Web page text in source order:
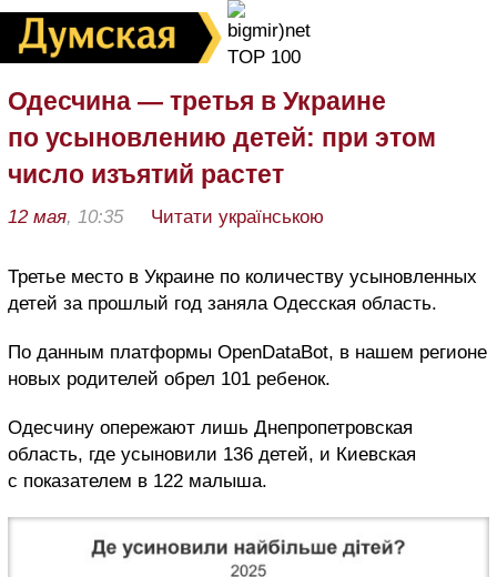
Одесчина — третья в Украине
по усыновлению детей: при этом
число изъятий растет
12 мая, 10:35 Читати українською
Третье место в Украине по количеству усыновленных
детей за прошлый год заняла Одесская область.
По данным платформы OpenDataBot, в нашем регионе
новых родителей обрел 101 ребенок.
Одесчину опережают лишь Днепропетровская
область, где усыновили 136 детей, и Киевская
с показателем в 122 малыша.